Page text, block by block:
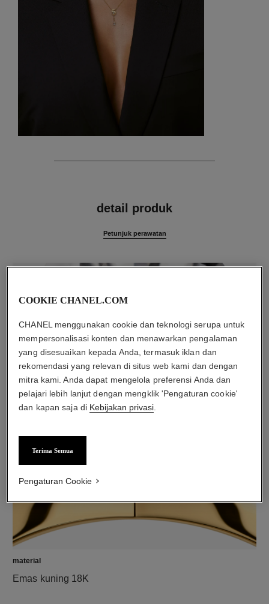
detail produk
Petunjuk perawatan
berlian
5 berlian dengan potongan bulat total 0.15 karat
Karakter tiap produk mungkin berbeda**
material
Emas kuning 18K
COOKIE CHANEL.COM
CHANEL menggunakan cookie dan teknologi serupa untuk
mempersonalisasi konten dan menawarkan pengalaman
yang disesuaikan kepada Anda, termasuk iklan dan
rekomendasi yang relevan di situs web kami dan dengan
mitra kami. Anda dapat mengelola preferensi Anda dan
pelajari lebih lanjut dengan mengklik 'Pengaturan cookie'
dan kapan saja di Kebijakan privasi
Terima Semua
Pengaturan Cookie